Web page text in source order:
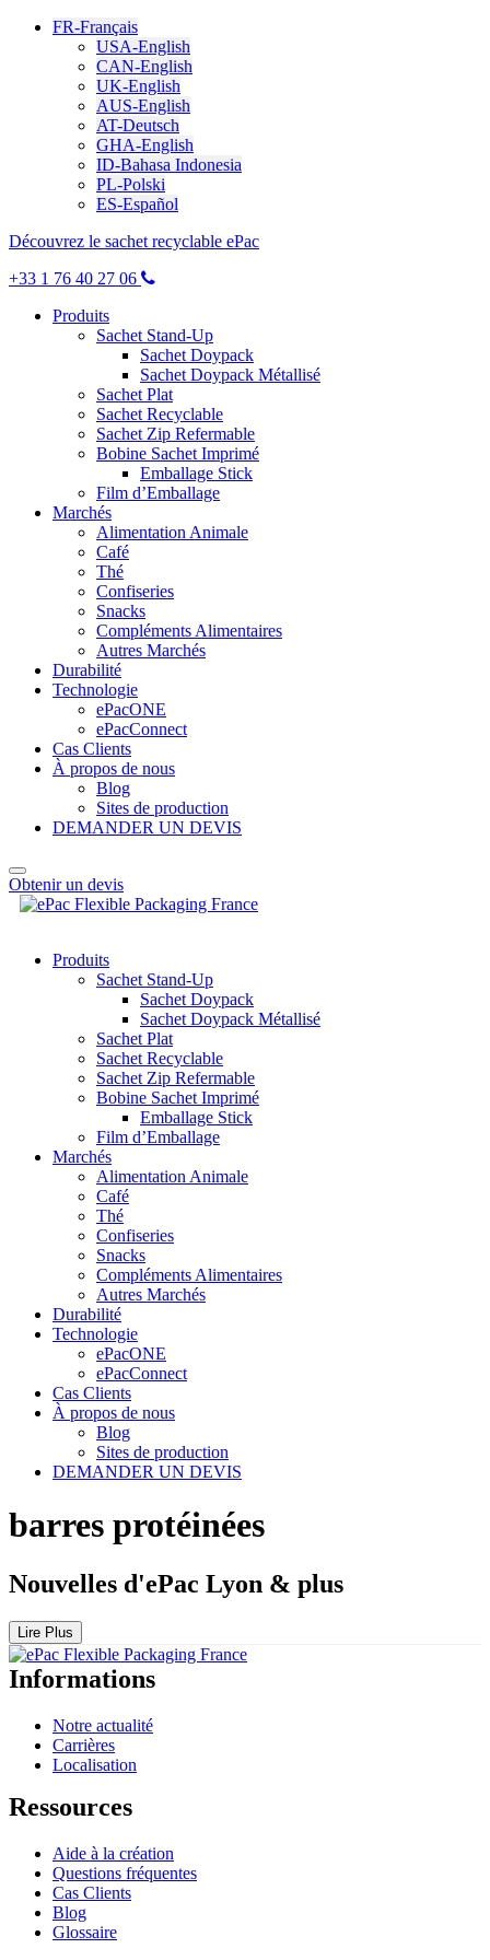
FR-Français
USA-English
CAN-English
UK-English
AUS-English
AT-Deutsch
GHA-English
ID-Bahasa Indonesia
PL-Polski
ES-Español
Découvrez le sachet recyclable ePac
+33 1 76 40 27 06
Produits
Sachet Stand-Up
Sachet Doypack
Sachet Doypack Métallisé
Sachet Plat
Sachet Recyclable
Sachet Zip Refermable
Bobine Sachet Imprimé
Emballage Stick
Film d’Emballage
Marchés
Alimentation Animale
Café
Thé
Confiseries
Snacks
Compléments Alimentaires
Autres Marchés
Durabilité
Technologie
ePacONE
ePacConnect
Cas Clients
À propos de nous
Blog
Sites de production
DEMANDER UN DEVIS
Obtenir un devis
Produits
Sachet Stand-Up
Sachet Doypack
Sachet Doypack Métallisé
Sachet Plat
Sachet Recyclable
Sachet Zip Refermable
Bobine Sachet Imprimé
Emballage Stick
Film d’Emballage
Marchés
Alimentation Animale
Café
Thé
Confiseries
Snacks
Compléments Alimentaires
Autres Marchés
Durabilité
Technologie
ePacONE
ePacConnect
Cas Clients
À propos de nous
Blog
Sites de production
DEMANDER UN DEVIS
barres protéinées
Nouvelles d'ePac Lyon & plus
Lire Plus
Informations
Notre actualité
Carrières
Localisation
Ressources
Aide à la création
Questions fréquentes
Cas Clients
Blog
Glossaire